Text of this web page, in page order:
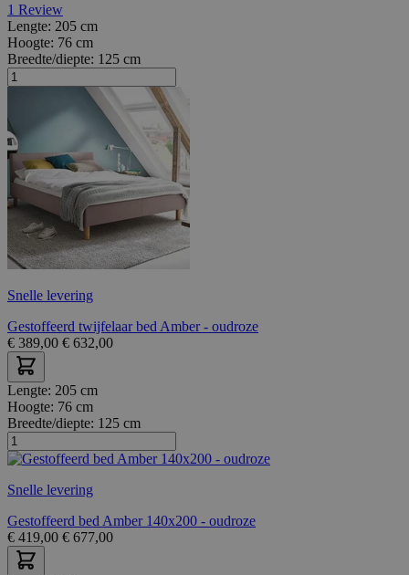
1 Review
Lengte: 205 cm
Hoogte: 76 cm
Breedte/diepte: 125 cm
Snelle levering
Gestoffeerd twijfelaar bed Amber - oudroze
€ 389,00 € 632,00
Lengte: 205 cm
Hoogte: 76 cm
Breedte/diepte: 125 cm
Snelle levering
Gestoffeerd bed Amber 140x200 - oudroze
€ 419,00 € 677,00